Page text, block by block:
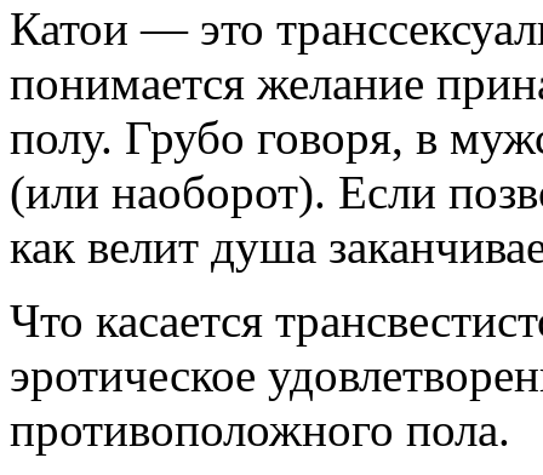
Катои — это
понимается желание
полу. Грубо говоря, в
(или наоборот). Если
как велит душа
Что касается
эротическое
противоположного пола.